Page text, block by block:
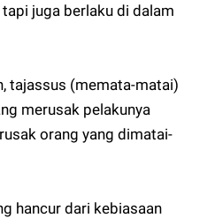
juga berlaku di dalam
tajassus (memata-matai)
merusak pelakunya
orang yang dimatai-
hancur dari kebiasaan